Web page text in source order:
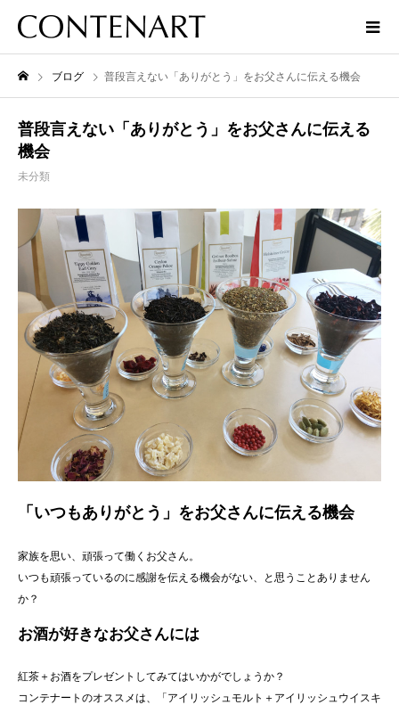
ブログ 普段言えない「ありがとう」をお父さんに伝える機会
普段言えない「ありがとう」をお父さんに伝える
機会
未分類
「いつもありがとう」をお父さんに伝える機会
家族を思い、頑張って働くお父さん。
いつも頑張っているのに感謝を伝える機会がない、と思うことありません
か？
お酒が好きなお父さんには
紅茶＋お酒をプレゼントしてみてはいかがでしょうか？
コンテナートのオススメは、「アイリッシュモルト＋アイリッシュウイスキ